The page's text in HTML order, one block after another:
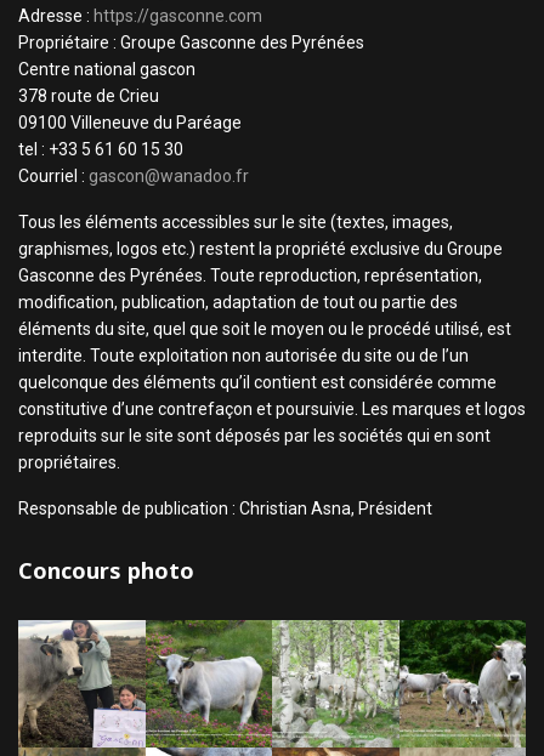
Adresse : https://gasconne.com
Propriétaire : Groupe Gasconne des Pyrénées
Centre national gascon
378 route de Crieu
09100 Villeneuve du Paréage
tel : +33 5 61 60 15 30
Courriel : gascon@wanadoo.fr
Tous les éléments accessibles sur le site (textes, images,
graphismes, logos etc.) restent la propriété exclusive du Groupe
Gasconne des Pyrénées. Toute reproduction, représentation,
modification, publication, adaptation de tout ou partie des
éléments du site, quel que soit le moyen ou le procédé utilisé, est
interdite. Toute exploitation non autorisée du site ou de l’un
quelconque des éléments qu’il contient est considérée comme
constitutive d’une contrefaçon et poursuivie. Les marques et logos
reproduits sur le site sont déposés par les sociétés qui en sont
propriétaires.
Responsable de publication : Christian Asna, Président
Concours photo